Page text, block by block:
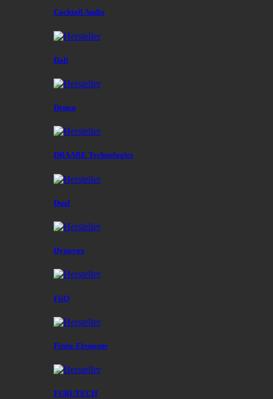
Cocktail Audio
Dali
Denon
DRAABE Technologies
Dual
Dynavox
FiiO
Finite Elemente
FURUTECH